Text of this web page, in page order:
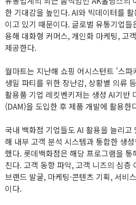
한 기대감을 높인다. AI와 빅데이터를
이고 있기 때문이다. 글로벌 유통기업들
용해 대화형 커머스, 개인화 마케팅, 고
제공한다.
월마트는 지난해 쇼핑 어시스턴트 '스파
생일 파티를 위한 장난감, 상황별 의류
활용품 기업 레킷벤키저는 생성 AI기반
(DAM)을 도입한 후 제품 개발에 활용한
국내 백화점 기업들도 AI 활용을 늘리
해 내부 고객 분석 시스템과 통합한 생
했다. 롯데백화점은 해당 프로그램을
친다. 고객 동향 파악, 고객 니즈의 심층
브랜드 발굴, 마케팅·콘텐츠 기획, 서비
이다.